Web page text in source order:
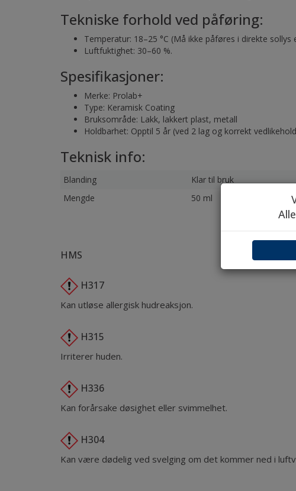
Tekniske forhold ved påføring:
Temperatur: 18–25 °C (Må ikke påføres i direkte sollys
Luftfuktighet: 30–60 %.
Spesifikasjoner:
Merke: Prolab+
Type: Keramisk Coating
Bruksområde: Lakk, lakkert plast, metall
Holdbarhet: Opptil 5 år (ved 2 lag og korrekt
Teknisk info:
Blanding
Klar til bruk
Mengde
50 ml
HMS
H317
Kan utløse allergisk hudreaksjon.
H315
Irriterer huden.
H336
Kan forårsake døsighet eller svimmelhet.
H304
Kan være dødelig ved svelging om det kommer ned i